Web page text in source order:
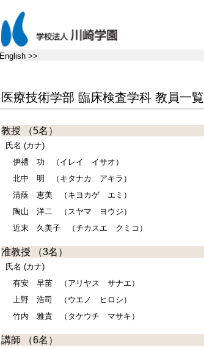
English >>
医療技術学部 臨床検査学科 教員一覧
教授 （5名）
氏名 (カナ)
伊禮 功
（イレイ イサオ）
北中 明
（キタナカ アキラ）
清蔭 恵美
（キヨカゲ エミ）
陶山 洋二
（スヤマ ヨウジ）
近末 久美子
（チカスエ クミコ）
准教授 （3名）
氏名 (カナ)
有安 早苗
（アリヤス サナエ）
上野 浩司
（ウエノ ヒロシ）
竹内 雅貴
（タケウチ マサキ）
講師 （6名）